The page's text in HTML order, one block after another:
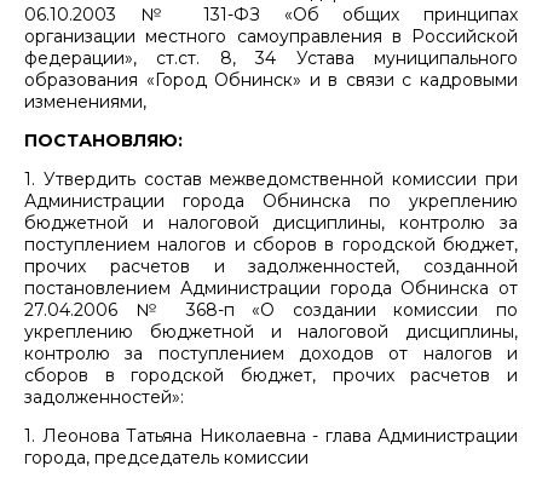
06.10.2003 № 131-ФЗ «Об общих принципах
организации местного самоуправления в Российской
федерации», ст.ст. 8, 34 Устава муниципального
образования «Город Обнинск» и в связи с кадровыми
изменениями,
ПОСТАНОВЛЯЮ:
1. Утвердить состав межведомственной комиссии при
Администрации города Обнинска по укреплению
бюджетной и налоговой дисциплины, контролю за
поступлением налогов и сборов в городской бюджет,
прочих расчетов и задолженностей, созданной
постановлением Администрации города Обнинска от
27.04.2006 № 368-п «О создании комиссии по
укреплению бюджетной и налоговой дисциплины,
контролю за поступлением доходов от налогов и
сборов в городской бюджет, прочих расчетов и
задолженностей»:
1. Леонова Татьяна Николаевна - глава Администрации
города, председатель комиссии